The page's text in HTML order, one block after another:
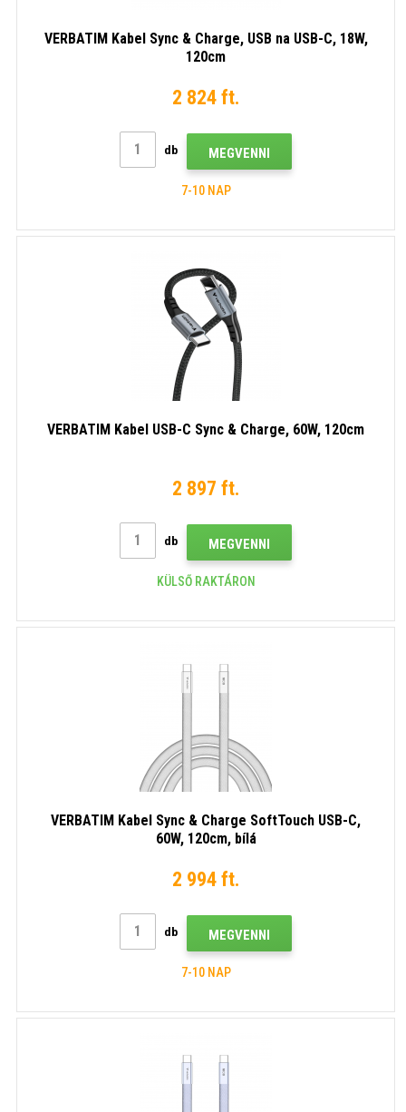
VERBATIM Kabel Sync & Charge, USB na USB-C, 18W,
120cm
2 824 ft.
db MEGVENNI
7-10 NAP
VERBATIM Kabel USB-C Sync & Charge, 60W, 120cm
2 897 ft.
db MEGVENNI
KÜLSŐ RAKTÁRON
VERBATIM Kabel Sync & Charge SoftTouch USB-C,
60W, 120cm, bílá
2 994 ft.
db MEGVENNI
7-10 NAP